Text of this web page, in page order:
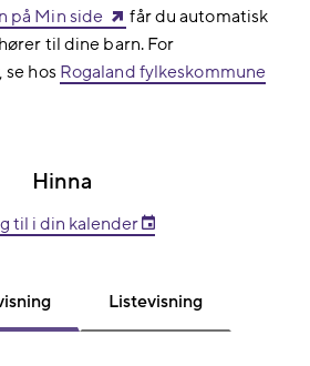
på Min side
får du automatisk
til dine barn. For
se hos Rogaland fylkeskommune
Hinna
til i din kalender
Listevisning